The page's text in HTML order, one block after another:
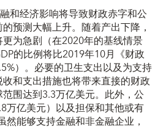
和经济影响将导致财政赤字和公
预测大幅上升。随着产出下降，
为急剧（在2020年的基线情景
的比例将比2019年10月《财政
）。必要的卫生支出以及为支持
和支出措施也将带来直接的财政
围达到3.3万亿美元。此外，公
万亿美元）以及担保和其他或有
能够支持金融和非金融企业，